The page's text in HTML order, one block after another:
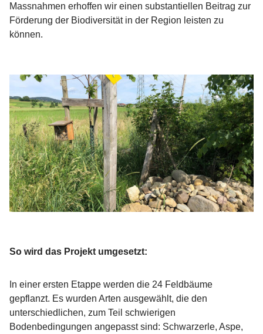
Massnahmen erhoffen wir einen substantiellen Beitrag zur
Förderung der Biodiversität in der Region leisten zu
können.
So wird das Projekt umgesetzt:
In einer ersten Etappe werden die 24 Feldbäume
gepflanzt. Es wurden Arten ausgewählt, die den
unterschiedlichen, zum Teil schwierigen
Bodenbedingungen angepasst sind: Schwarzerle, Aspe,